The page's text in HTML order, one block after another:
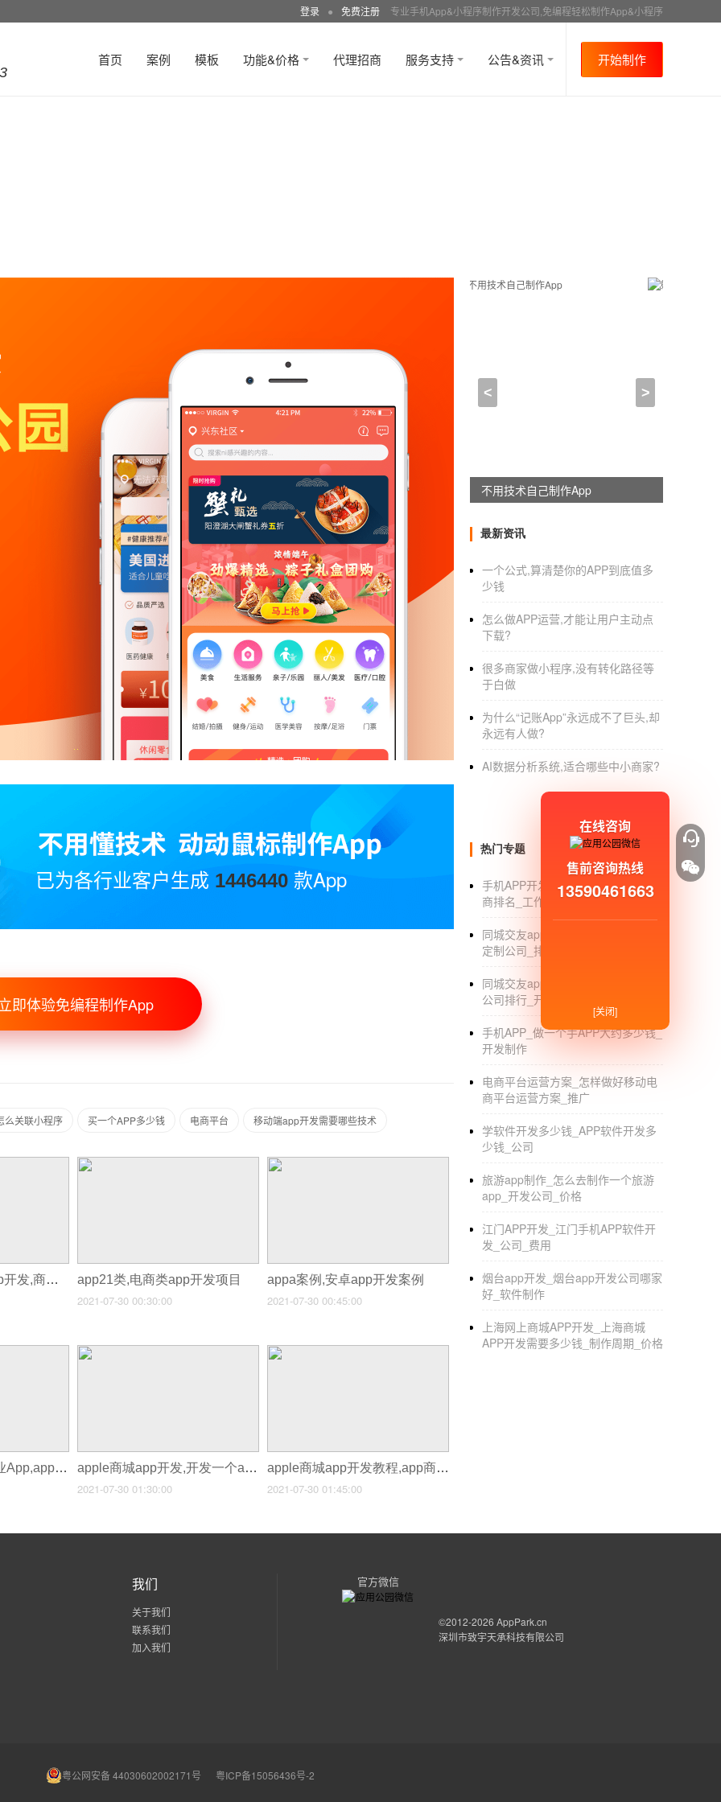
登录 ● 免费注册 专业手机App&小程序制作开发公司,免编程轻松制作App&小程序
首页 案例 模板 功能&价格 代理招商 服务支持 公告&资讯 开始制作
2021-03-19 19:45:00
企业想要开发软件自然少不了要找专业
评估报价。正规专业的app开发公司，拥有
询app开发、医疗app开发、求职招聘app开
经验。推荐阅读：小程序开发
app定制开发哪家比较好,广州app定
app定制开发哪家比较好？企业想要打造
业靠谱。app开发是一项技术活，需要有专
而如今app定制开发公司
公司是否有实体公司3、app定制开发公司是
APP开发解决方案具体有那些？
制作交付 APP客户端（iOS
推广下载（APP Store、百科网站）
APP运营网络环境（6个机房、8G带宽、
型） APP运营数据分析
已为各行业客户生成 1446440 款App
即体验免编程制作App
么关联小程序 买一个APP多少钱 电商平台 移动端app开发需要哪些技术
android购物商城app开发,商城app开发怎么样 app21类,电商类app开发项目
2021-07-30 00:30:00
appa案例,安卓app开发案例
2021-07-30 00:45:00
appinventor开发企业App,app开发企业现状分析 apple商城app开发,开发一个app商城要多少钱
2021-07-30 01:30:00
apple商城app开发教程,app商城系统软件开发
2021-07-30 01:45:00
< >
躺赚神器，淘宝客系统全新上线
最新资讯
一个公式,算清楚你的APP到底值多
少钱
怎么做APP运营,才能让用户主动点
下载?
很多商家做小程序,没有转化路径等
于白做
为什么“记账App”永远成不了巨头,却
永远有人做?
AI数据分析系统,适合哪些中小商家?
热门专题
手机APP开发商_APP移动应用开发
商排名_工作室
同城交友app开发_同城交友app开发
定制公司_排行_外包
同城交友app开发_同城交友app开发
公司排行_开发案例
手机APP_做一个手APP大约多少钱_
开发制作
电商平台运营方案_怎样做好移动电
商平台运营方案_推广
学软件开发多少钱_APP软件开发多
少钱_公司
旅游app制作_怎么去制作一个旅游
app_开发公司_价格
江门APP开发_江门手机APP软件开
发_公司_费用
烟台app开发_烟台app开发公司哪家
好_软件制作
上海网上商城APP开发_上海商城
APP开发需要多少钱_制作周期_价格
我们
关于我们
联系我们
加入我们
官方微信
©2012-2026 AppPark.cn
深圳市致宇天承科技有限公司
粤公网安备 44030602002171号 粤ICP备15056436号-2
在线咨询
售前咨询热线
13590461663
[关闭]